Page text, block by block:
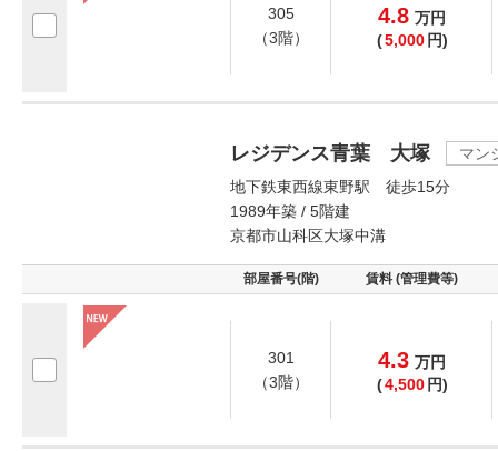
305
（3階）
4.8 万円
(5,000 円)
レジデンス青葉 大塚
マン
地下鉄東西線東野駅 徒歩15分
1989年築 / 5階建
京都市山科区大塚中溝
部屋番号(階) 賃料 (管理費等)
301
（3階）
4.3 万円
(4,500 円)